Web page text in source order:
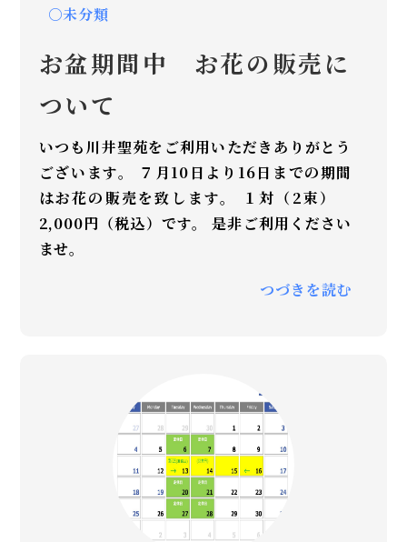
○未分類
お盆期間中 お花の販売に
ついて
いつも川井聖苑をご利用いただきありがとう
ございます。 ７月10日より16日までの期間
はお花の販売を致します。 １対（2束）
2,000円（税込）です。 是非ご利用ください
ませ。
つづきを読む